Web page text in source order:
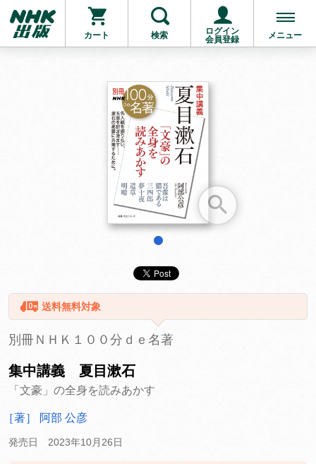
カート 検索
ログイン
会員登録
メニュー
お支払いに進む
他にも商品を買う
送料無料対象
別冊ＮＨＫ１００分ｄｅ名著
集中講義 夏目漱石
「文豪」の全身を読みあかす
［著］ 阿部 公彦
発売日 2023年10月26日